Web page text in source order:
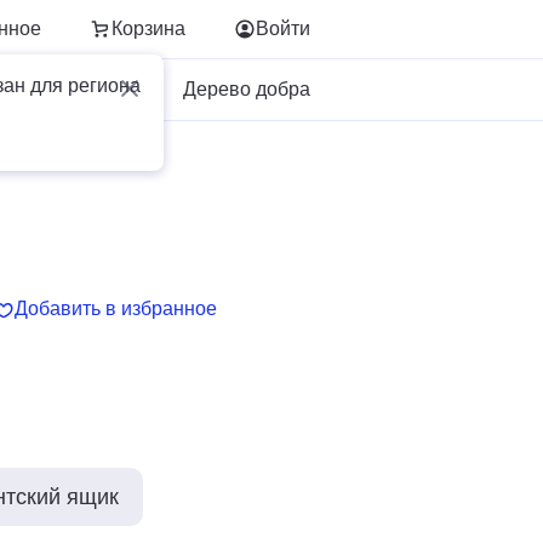
Корзина
для региона
Войти
Для бизнеса Дерево добра
Добавить в избранное
ящик